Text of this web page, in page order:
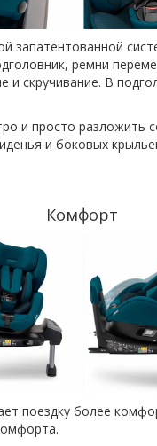
запатентованной
ремни
скручивание. В
и просто разложить
и боковых
Комфорт
поездку более